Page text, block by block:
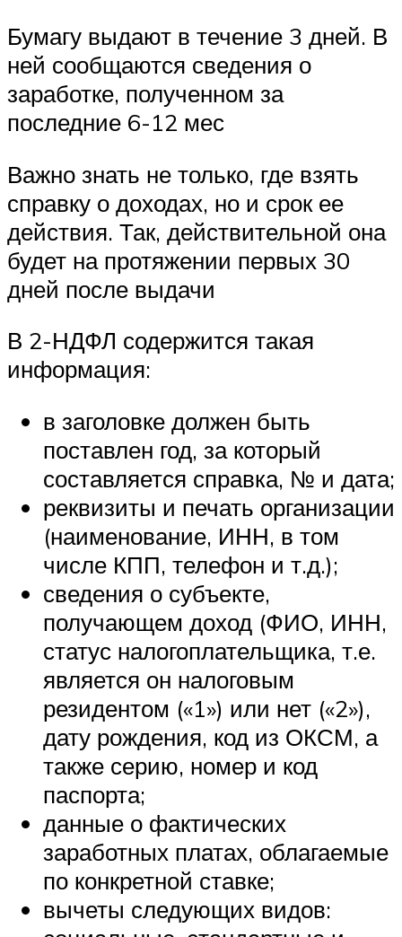
Бумагу выдают в течение 3 дней. В
ней сообщаются сведения о
заработке, полученном за
последние 6-12 мес
Важно знать не только, где взять
справку о доходах, но и срок ее
действия. Так, действительной она
будет на протяжении первых 30
дней после выдачи
В 2-НДФЛ содержится такая
информация:
в заголовке должен быть
поставлен год, за который
составляется справка, № и дата;
реквизиты и печать организации
(наименование, ИНН, в том
числе КПП, телефон и т.д.);
сведения о субъекте,
получающем доход (ФИО, ИНН,
статус налогоплательщика, т.е.
является он налоговым
резидентом («1») или нет («2»),
дату рождения, код из ОКСМ, а
также серию, номер и код
паспорта;
данные о фактических
заработных платах, облагаемые
по конкретной ставке;
вычеты следующих видов: